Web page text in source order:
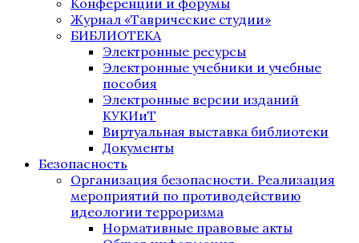
Конференции и форумы
Журнал «Таврические студии»
БИБЛИОТЕКА
Электронные ресурсы
Электронные учебники и учебные
пособия
Электронные версии изданий
КУКИиТ
Виртуальная выставка библиотеки
Документы
Безопасность
Организация безопасности. Реализация
мероприятий по противодействию
идеологии терроризма
Нормативные правовые акты